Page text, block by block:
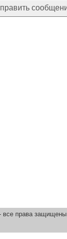
все права защищены